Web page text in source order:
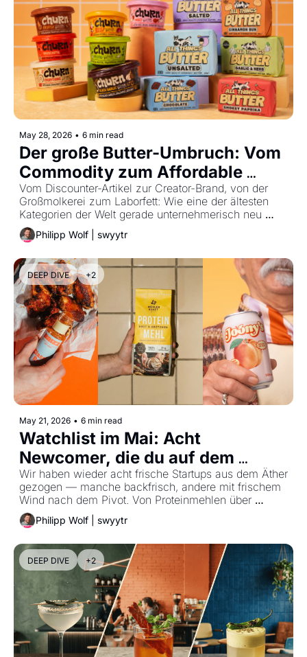
May 28, 2026 • 6 min read
Der große Butter-Umbruch: Vom
Commodity zum Affordable
Luxury
Vom Discounter-Artikel zur Creator-Brand, von der
Großmolkerei zum Laborfett: Wie eine der ältesten
Kategorien der Welt gerade unternehmerisch neu
interpretiert wird.
Philipp Wolf | swyytr
DEEP DIVE +2
May 21, 2026 • 6 min read
Watchlist im Mai: Acht
Newcomer, die du auf dem
Schirm haben solltest
Wir haben wieder acht frische Startups aus dem Äther
gezogen — manche backfrisch, andere mit frischem
Wind nach dem Pivot. Von Proteinmehlen über
Snackbällchen bis hin zur Social Food App: Die Mai-
Watchlist ist mal wieder so vielfältig wie der gesamte
Philipp Wolf | swyytr
DEEP DIVE +2